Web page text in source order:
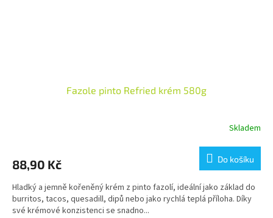
Fazole pinto Refried krém 580g
Skladem
88,90 Kč Do košíku
Hladký a jemně kořeněný krém z pinto fazolí, ideální jako základ do
burritos, tacos, quesadill, dipů nebo jako rychlá teplá příloha. Díky
své krémové konzistenci se snadno...